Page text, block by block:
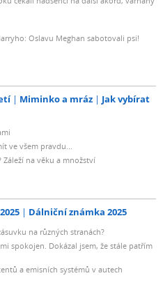
Oslavu Meghan sabotovali psi!
Miminko a mráz
Jak vybírat
ve všem pravdu...
na věku a množství
Dálniční známka 2025
na různých stranách?
spokojen. Dokázal jsem, že stále patřím
a emisních systémů v autech